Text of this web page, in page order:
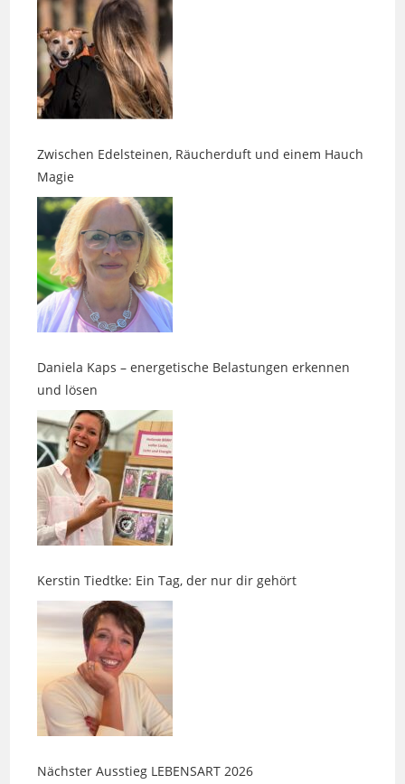
Zwischen Edelsteinen, Räucherduft und einem Hauch
Daniela Kaps – energetische Belastungen erkennen
Kerstin Tiedtke: Ein Tag, der nur dir gehört
Nächster Ausstieg LEBENSART 2026